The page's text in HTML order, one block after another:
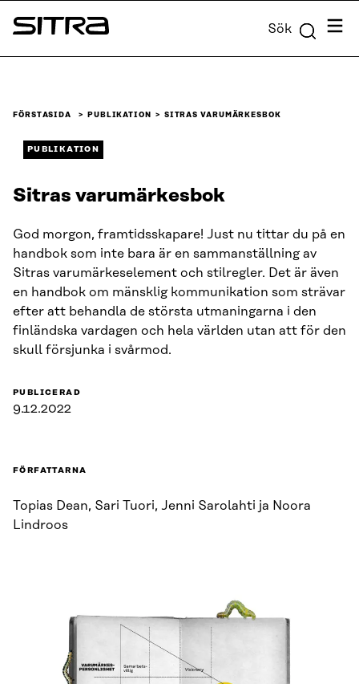
Skip to
content
Sitra Sök Meny
FÖRSTASIDA PUBLIKATION SITRAS VARUMÄRKESBOK
PUBLIKATION
Sitras varumärkesbok
God morgon, framtidsskapare! Just nu tittar du på en
handbok som inte bara är en sammanställning av
Sitras varumärkeselement och stilregler. Det är även
en handbok om mänsklig kommunikation som strävar
efter att behandla de största utmaningarna i den
finländska vardagen och hela världen utan att för den
skull försjunka i svårmod.
PUBLICERAD
9.12.2022
FÖRFATTARNA
Topias Dean, Sari Tuori, Jenni Sarolahti ja Noora
Lindroos